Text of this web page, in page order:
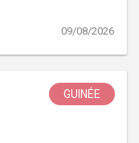
09/08/2026
GUINÉE